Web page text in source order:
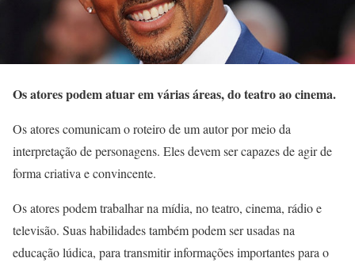
Os atores podem atuar em várias áreas, do teatro ao cinema.
Os atores comunicam o roteiro de um autor por meio da
interpretação de personagens. Eles devem ser capazes de agir de
forma criativa e convincente.
Os atores podem trabalhar na mídia, no teatro, cinema, rádio e
televisão. Suas habilidades também podem ser usadas na
educação lúdica, para transmitir informações importantes para o